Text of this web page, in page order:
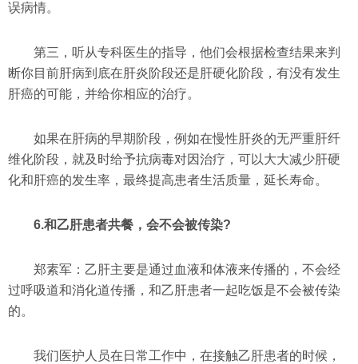
误病情。
第三，听从专科医生的指导，他们会根据检查结果来判
断你目前肝病到底在肝炎阶段还是肝硬化阶段，有没有发生
肝癌的可能，并给你相应的治疗。
如果在肝病的早期阶段，例如在慢性肝炎的无严重肝纤
维化阶段，就及时给予抗病毒对因治疗，可以大大减少肝硬
化和肝癌的发生率，最终提高患者生活质量，延长寿命。
6.和乙肝患者共餐，会不会被传染?
郑素军：乙肝主要是通过血液和体液来传播的，不会经
过呼吸道和消化道传播，和乙肝患者一起吃饭是不会被传染
的。
我们医护人员在日常工作中，在接触乙肝患者的时候，